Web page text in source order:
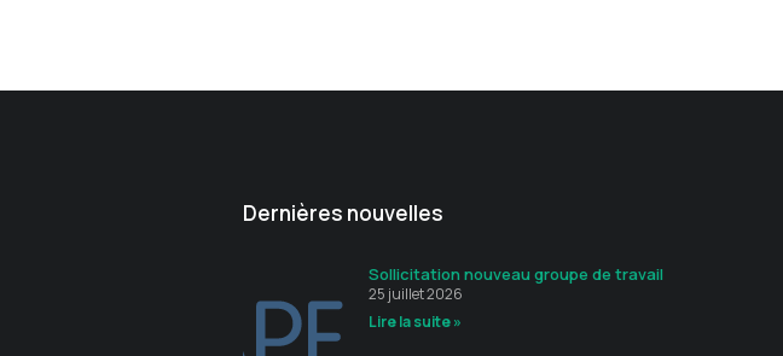
Dernières nouvelles
Sollicitation nouveau groupe de travail
25 juillet 2026
Lire la suite »